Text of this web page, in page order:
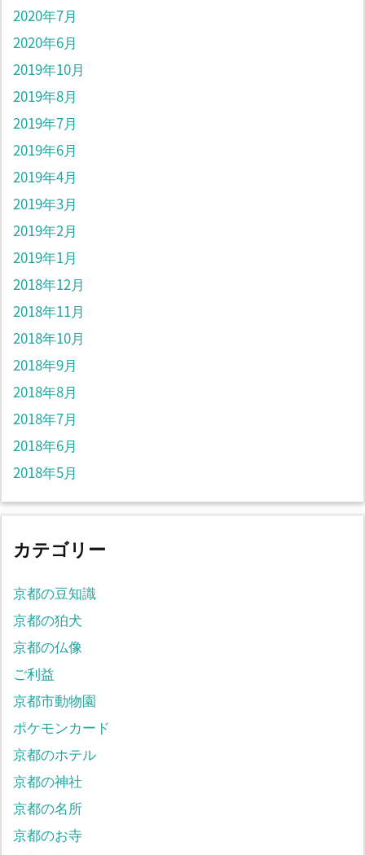
2020年7月
2020年6月
2019年10月
2019年8月
2019年7月
2019年6月
2019年4月
2019年3月
2019年2月
2019年1月
2018年12月
2018年11月
2018年10月
2018年9月
2018年8月
2018年7月
2018年6月
2018年5月
カテゴリー
京都の豆知識
京都の狛犬
京都の仏像
ご利益
京都市動物園
ポケモンカード
京都のホテル
京都の神社
京都の名所
京都のお寺